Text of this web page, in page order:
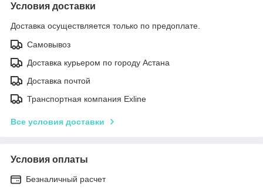
Условия доставки
Доставка осуществляется только по предоплате.
Самовывоз
Доставка курьером по городу Астана
Доставка почтой
Транспортная компания Exline
Все условия доставки
Условия оплаты
Безналичный расчет